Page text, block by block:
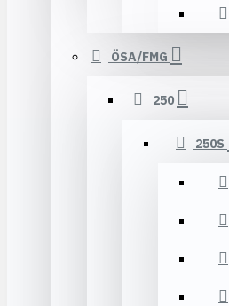
ÖSA/FMG
250
250S